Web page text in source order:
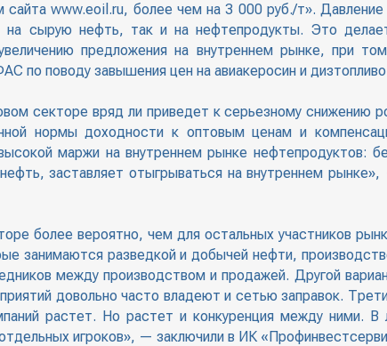
www.eoil.ru, более чем на 3 000 руб./т». Давление
сырую нефть, так и на нефтепродукты. Это
предложения на внутреннем рынке, при
по поводу завышения цен на авиакеросин и
секторе вряд ли приведет к серьезному снижению
нормы доходности к оптовым ценам и
маржи на внутреннем рынке нефтепродуктов:
заставляет отыгрываться на внутреннем
более вероятно, чем для остальных участников
занимаются разведкой и добычей нефти,
между производством и продажей. Другой
довольно часто владеют и сетью заправок.
растет. Но растет и конкуренция между ними. В
игроков», — заключили в ИК